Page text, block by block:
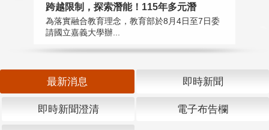
跨越限制，探索潛能！115年多元潛
為落實融合教育理念，教育部於8月4日至7日委
請國立嘉義大學辦...
最新消息 即時新聞
即時新聞澄清 電子布告欄